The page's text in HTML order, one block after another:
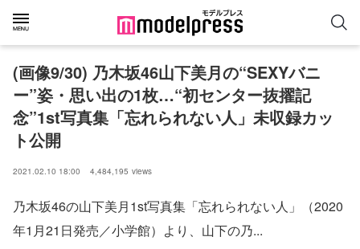
(画像9/30) 乃木坂46山下美月の“SEXYバニ
ー”姿・思い出の1枚…“初センター抜擢記
念”1st写真集「忘れられない人」未収録カッ
ト公開
2021.02.10 18:00 4,484,195 views
乃木坂46の山下美月1st写真集「忘れられない人」（2020
年1月21日発売／小学館）より、山下の乃...